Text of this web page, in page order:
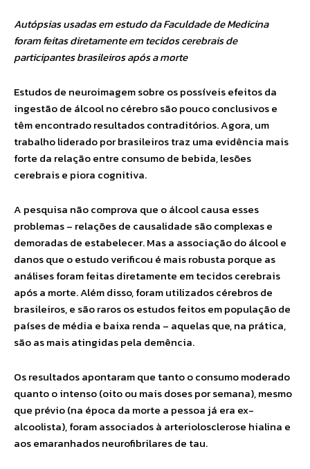
Autópsias usadas em estudo da Faculdade de Medicina
foram feitas diretamente em tecidos cerebrais de
participantes brasileiros após a morte
Estudos de neuroimagem sobre os possíveis efeitos da
ingestão de álcool no cérebro são pouco conclusivos e
têm encontrado resultados contraditórios. Agora, um
trabalho liderado por brasileiros traz uma evidência mais
forte da relação entre consumo de bebida, lesões
cerebrais e piora cognitiva.
A pesquisa não comprova que o álcool causa esses
problemas – relações de causalidade são complexas e
demoradas de estabelecer. Mas a associação do álcool e
danos que o estudo verificou é mais robusta porque as
análises foram feitas diretamente em tecidos cerebrais
após a morte. Além disso, foram utilizados cérebros de
brasileiros, e são raros os estudos feitos em população de
países de média e baixa renda – aquelas que, na prática,
são as mais atingidas pela demência.
Os resultados apontaram que tanto o consumo moderado
quanto o intenso (oito ou mais doses por semana), mesmo
que prévio (na época da morte a pessoa já era ex-
alcoolista), foram associados à arteriolosclerose hialina e
aos emaranhados neurofibrilares de tau.